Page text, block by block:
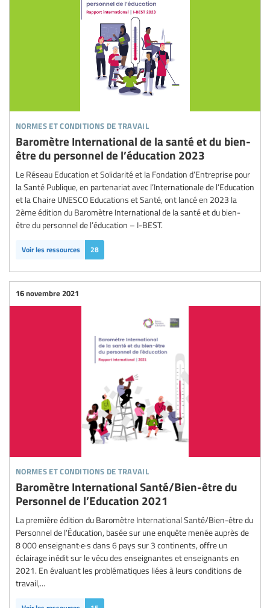
normes et conditions de travail
Baromètre International de la santé et du bien-
être du personnel de l’éducation 2023
Le Réseau Education et Solidarité et la Fondation d’Entreprise pour
la Santé Publique, en partenariat avec l’Internationale de l’Education
et la Chaire UNESCO Educations et Santé, ont lancé en 2023 la
2ème édition du Baromètre International de la santé et du bien-
être du personnel de l’éducation – I-BEST.
Voir les ressources 28
normes et conditions de travail
Baromètre International Santé/Bien-être du
Personnel de l’Education 2021
16 novembre 2021
La première édition du Baromètre International Santé/Bien-être du
Personnel de l’Éducation, basée sur une enquête menée auprès de
8 000 enseignant·e·s dans 6 pays sur 3 continents, offre un
éclairage inédit sur le vécu des enseignantes et enseignants en
2021. En évaluant les problématiques liées à leurs conditions de
travail,...